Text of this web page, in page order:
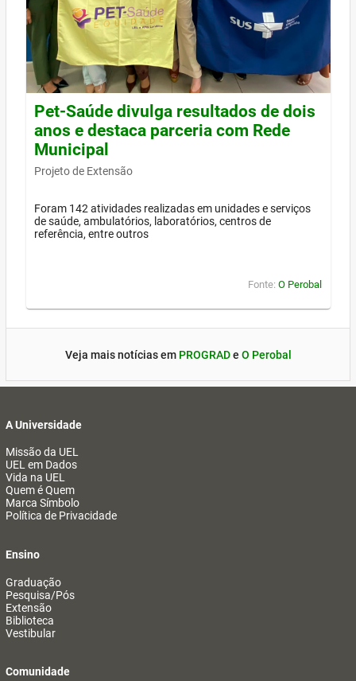
Pet-Saúde divulga resultados de dois
anos e destaca parceria com Rede
Municipal
Projeto de Extensão
Foram 142 atividades realizadas em unidades e serviços
de saúde, ambulatórios, laboratórios, centros de
referência, entre outros
Fonte: O Perobal
Veja mais notícias em PROGRADe O Perobal
A Universidade
Missão da UEL
UEL em Dados
Vida na UEL
Quem é Quem
Marca Símbolo
Política de Privacidade
Ensino
Graduação
Pesquisa/Pós
Extensão
Biblioteca
Vestibular
Comunidade